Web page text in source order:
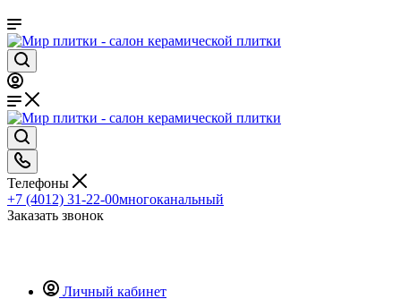
Телефоны
+7 (4012) 31-22-00многоканальный
Заказать звонок
Личный кабинет